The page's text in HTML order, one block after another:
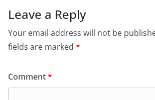
Leave a Reply
Your email address will not be
fields are marked *
Comment*